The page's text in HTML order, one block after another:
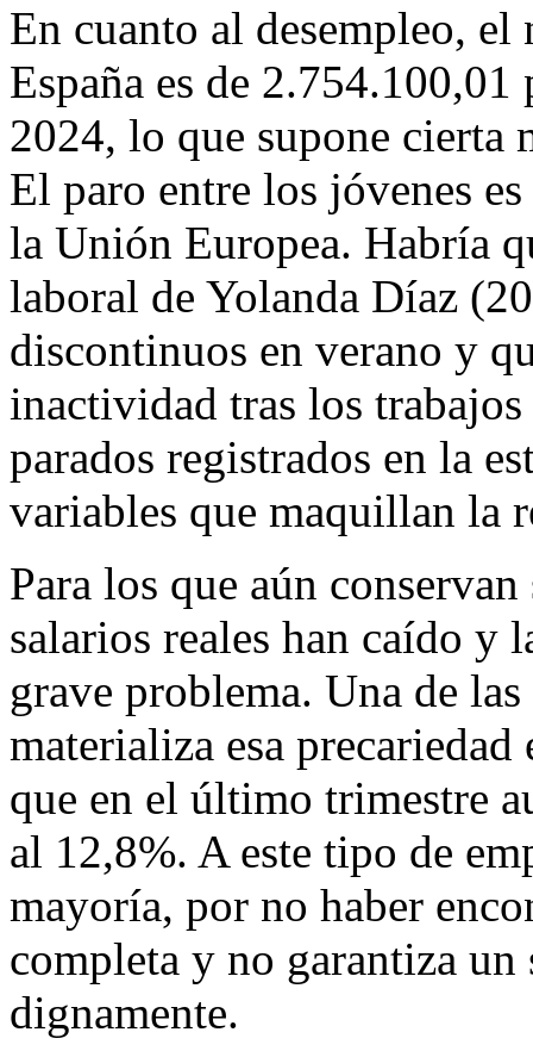
En cuanto al desempleo, el
España es de
2024, lo que supone cierta
El paro entre los jóvenes
la Unión Europea. Habría
laboral de Yolanda Díaz
discontinuos en verano y
inactividad tras los
parados registrados en la
variables que maquillan la
Para los que aún
salarios reales han caído y
grave problema. Una de
materializa esa
que en el último trimestre
al 12,8%. A este tipo de
mayoría, por no haber
completa y no garantiza
dignamente.